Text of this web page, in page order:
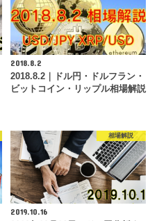
2018.8.2
2018.8.2｜ドル円・ドルフラン・
ビットコイン・リップル相場解説
相場解説
2019.10.16